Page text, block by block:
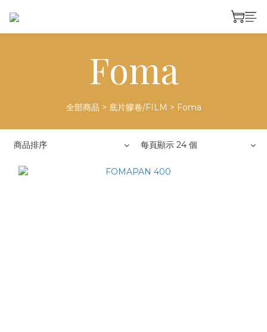
Foma
全部商品 > 底片膠卷/FILM > Foma
商品排序 每頁顯示 24 個